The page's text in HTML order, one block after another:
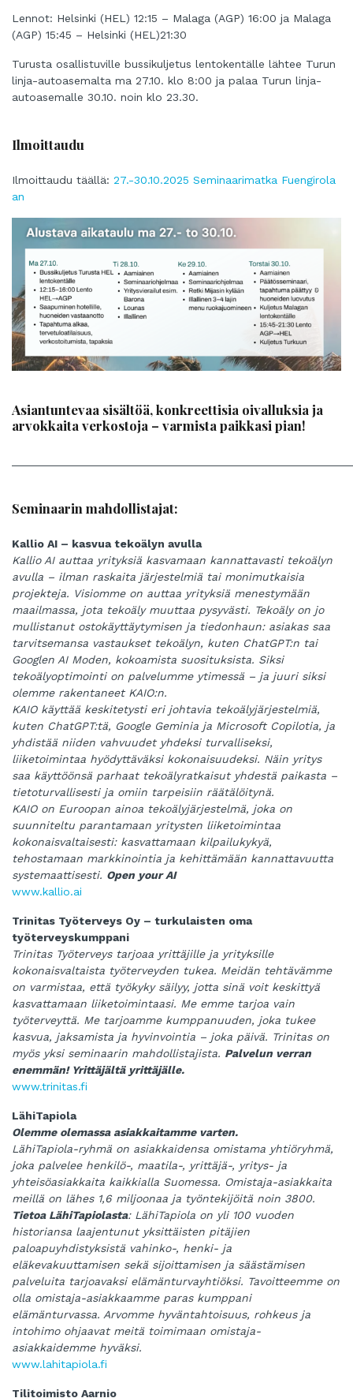
Lennot: Helsinki (HEL) 12:15 – Malaga (AGP) 16:00 ja Malaga
(AGP) 15:45 – Helsinki (HEL)21:30
Turusta osallistuville bussikuljetus lentokentälle lähtee Turun
linja-autoasemalta ma 27.10. klo 8:00 ja palaa Turun linja-
autoasemalle 30.10. noin klo 23.30.
Ilmoittaudu
Ilmoittaudu täällä: 27.-30.10.2025 Seminaarimatka Fuengirola
an
Asiantuntevaa sisältöä, konkreettisia oivalluksia ja
arvokkaita verkostoja – varmista paikkasi pian!
Seminaarin mahdollistajat:
Kallio AI – kasvua tekoälyn avulla
Kallio AI auttaa yrityksiä kasvamaan kannattavasti tekoälyn
avulla – ilman raskaita järjestelmiä tai monimutkaisia
projekteja. Visiomme on auttaa yrityksiä menestymään
maailmassa, jota tekoäly muuttaa pysyvästi. Tekoäly on jo
mullistanut ostokäyttäytymisen ja tiedonhaun: asiakas saa
tarvitsemansa vastaukset tekoälyn, kuten ChatGPT:n tai
Googlen AI Moden, kokoamista suosituksista. Siksi
tekoälyoptimointi on palvelumme ytimessä – ja juuri siksi
olemme rakentaneet KAIO:n.
KAIO käyttää keskitetysti eri johtavia tekoälyjärjestelmiä,
kuten ChatGPT:tä, Google Geminia ja Microsoft Copilotia, ja
yhdistää niiden vahvuudet yhdeksi turvalliseksi,
liiketoimintaa hyödyttäväksi kokonaisuudeksi. Näin yritys
saa käyttöönsä parhaat tekoälyratkaisut yhdestä paikasta –
tietoturvallisesti ja omiin tarpeisiin räätälöitynä.
KAIO on Euroopan ainoa tekoälyjärjestelmä, joka on
suunniteltu parantamaan yritysten liiketoimintaa
kokonaisvaltaisesti: kasvattamaan kilpailukykyä,
tehostamaan markkinointia ja kehittämään kannattavuutta
systemaattisesti. Open your AI
www.kallio.ai
Trinitas Työterveys Oy – turkulaisten oma
työterveyskumppani
Trinitas Työterveys tarjoaa yrittäjille ja yrityksille
kokonaisvaltaista työterveyden tukea. Meidän tehtävämme
on varmistaa, että työkyky säilyy, jotta sinä voit keskittyä
kasvattamaan liiketoimintaasi. Me emme tarjoa vain
työterveyttä. Me tarjoamme kumppanuuden, joka tukee
kasvua, jaksamista ja hyvinvointia – joka päivä. Trinitas on
myös yksi seminaarin mahdollistajista. Palvelun verran
enemmän! Yrittäjältä yrittäjälle.
www.trinitas.fi
LähiTapiola
Olemme olemassa asiakkaitamme varten.
LähiTapiola-ryhmä on asiakkaidensa omistama yhtiöryhmä,
joka palvelee henkilö-, maatila-, yrittäjä-, yritys- ja
yhteisöasiakkaita kaikkialla Suomessa. Omistaja-asiakkaita
meillä on lähes 1,6 miljoonaa ja työntekijöitä noin 3800.
Tietoa LähiTapiolasta: LähiTapiola on yli 100 vuoden
historiansa laajentunut yksittäisten pitäjien
paloapuyhdistyksistä vahinko-, henki- ja
eläkevakuuttamisen sekä sijoittamisen ja säästämisen
palveluita tarjoavaksi elämänturvayhtiöksi. Tavoitteemme on
olla omistaja-asiakkaamme paras kumppani
elämänturvassa. Arvomme hyväntahtoisuus, rohkeus ja
intohimo ohjaavat meitä toimimaan omistaja-
asiakkaidemme hyväksi.
www.lahitapiola.fi
Tilitoimisto Aarnio